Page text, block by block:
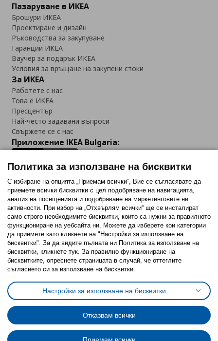
Пазаруване в ИКЕА
Брошури ИКЕА
Проектиране и дизайн
Ръководства за закупуване
Гаранции ИКЕА
Ваучер за подарък ИКЕА
Условия за връщане на закупени стоки
За ИКЕА
Работете с нас
Това е ИКЕА
Пресцентър
Най-често задавани въпроси
Свържете се с нас
Приложение IKEA Bulgaria:
Последвайте ни:
FacebookTwitterYoutubePinterestInstagram
Политика за използване на бисквитки (Cookies)
Избор на настройки за използване на бисквитки
Условия за ползване на ikea.bgОбща политика за личните данни
Политика за защита на личните данни на ikea.bg
Общи условия на програма IKEA Family
Политика за защита на лични данни на програма IKEA Family
Политика за използване на бисквитки
С избиране на опцията „Приемам всички“, Вие се съгласявате да
приемете всички бисквитки с цел подобряване на навигацията,
анализ на посещенията и подобряване на маркетинговите ни
активности. При избор на „Отхвърлям всички“ ще се инсталират
само строго необходимитe бисквитки, които са нужни за правилното
функциониране на уебсайта ни. Можете да изберете кои категории
да приемете като кликнете на "Настройки за използване на
бисквитки". За да видите пълната ни Политика за използване на
бисквитки, кликнете тук. За правилно функциониране на
бисквитките, опреснете страницата в случай, че оттеглите
съгласието си за използване на бисквитки.
Настройки за използване на бисквитки
Отказвам всички